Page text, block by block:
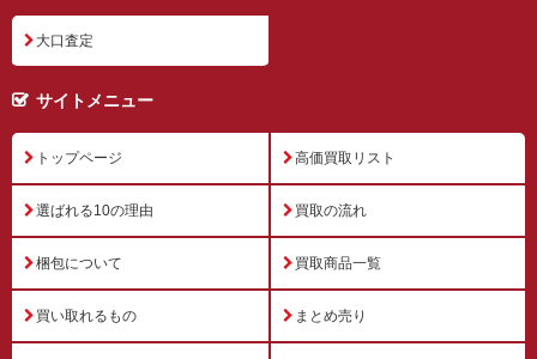
大口査定
サイトメニュー
トップページ 高価買取リスト
選ばれる10の理由 買取の流れ
梱包について 買取商品一覧
買い取れるもの まとめ売り